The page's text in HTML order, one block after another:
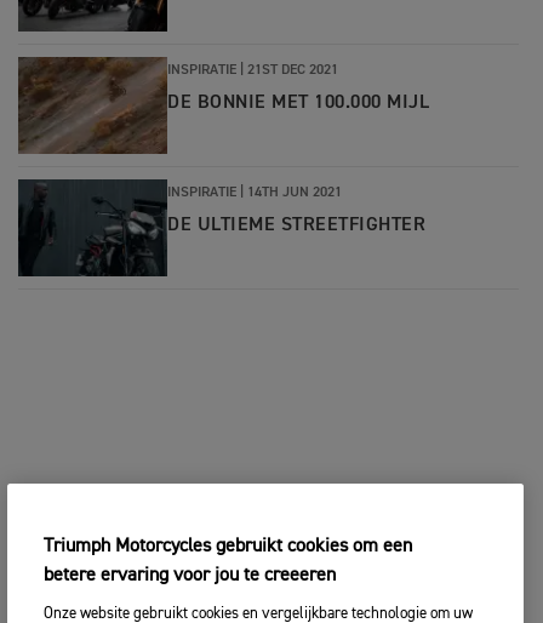
INSPIRATIE | 21ST DEC 2021
DE BONNIE MET 100.000 MIJL
INSPIRATIE 14TH JUN 2021
DE ULTIEME STREETFIGHTER
Triumph Motorcycles gebruikt cookies om een
betere ervaring voor jou te creeeren
Onze website gebruikt cookies en vergelijkbare technologie om uw